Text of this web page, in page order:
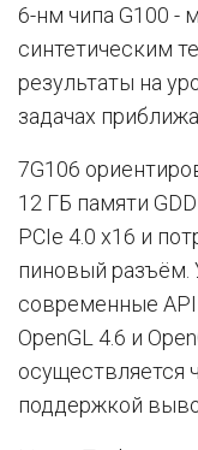
6-нм чипа G100 -
синтетическим
результаты на
задачах
7G106
12 ГБ памяти
PCIe 4.0 x16 и
пиновый разъём.
современные API
OpenGL 4.6 и
осуществляется
поддержкой